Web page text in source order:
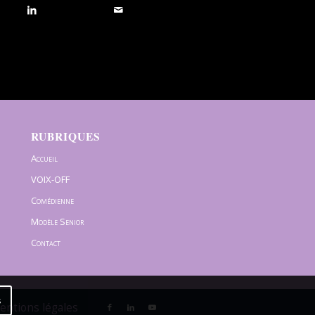
RUBRIQUES
Accueil
VOIX-OFF
Comédienne
Modèle Senior
Contact
légales